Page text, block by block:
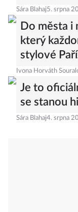
Sára Blahaj5. srpna
Do města i
který
stylové
Ivona Horváth
Je to
se stanou
Sára Blahaj4. srpna